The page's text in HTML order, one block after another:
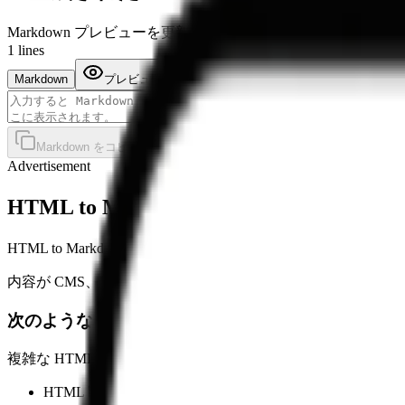
Markdown プレビューを更新中…
1 lines
Markdown プレビュー
Markdown をコピー
Advertisement
HTML to Markdown とは？
HTML to Markdown 変換は、Web のマークアップをよりシ
内容が CMS、Web ページ、リッチテキストエディタにある
次のようなときに役立ちます：
複雑な HTML レイアウトを残すより、編集しやすい
HTML 断片を編集可能な Markdown に変換する